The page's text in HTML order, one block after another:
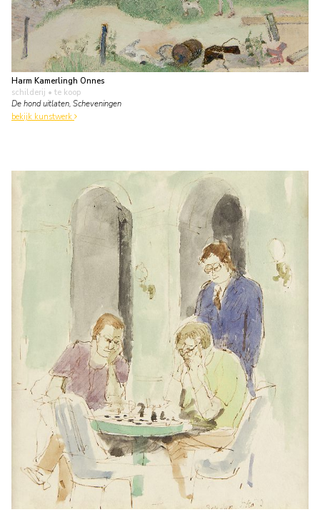
Harm Kamerlingh Onnes
schilderij • te koop
De hond uitlaten, Scheveningen
bekijk kunstwerk